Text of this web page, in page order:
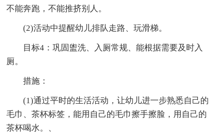
不能奔跑，不能推挤别人。
(2)活动中提醒幼儿排队走路、玩滑梯。
目标4：巩固盥洗、入厕常规、能根据需要及时入
厕。
措施：
(1)通过平时的生活活动，让幼儿进一步熟悉自己的
毛巾、茶杯标签，能用自己的毛巾擦手擦脸，用自己的
茶杯喝水。、